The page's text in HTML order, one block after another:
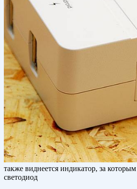
также виднеется индикатор, за
светодиод